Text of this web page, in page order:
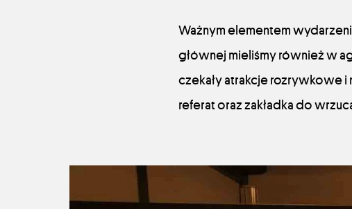
Ważnym elementem
głównej mieliśmy również w
czekały atrakcje rozrywkowe
referat oraz zakładka do